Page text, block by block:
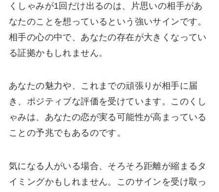
くしゃみが1回だけ出るのは、片思いの相手があ
なたのことを想っているという強いサインです。
相手の心の中で、あなたの存在が大きくなってい
る証拠かもしれません。
あなたの魅力や、これまでの頑張りが相手に届
き、ポジティブな評価を受けています。このくし
ゃみは、あなたの恋が実る可能性が高まっている
ことの予兆でもあるのです。
気になる人がいる場合、そろそろ距離が縮まるタ
イミングかもしれません。このサインを受け取っ